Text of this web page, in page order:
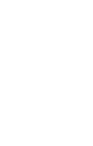
declarada Patrimonio de la
fama y su historia no han